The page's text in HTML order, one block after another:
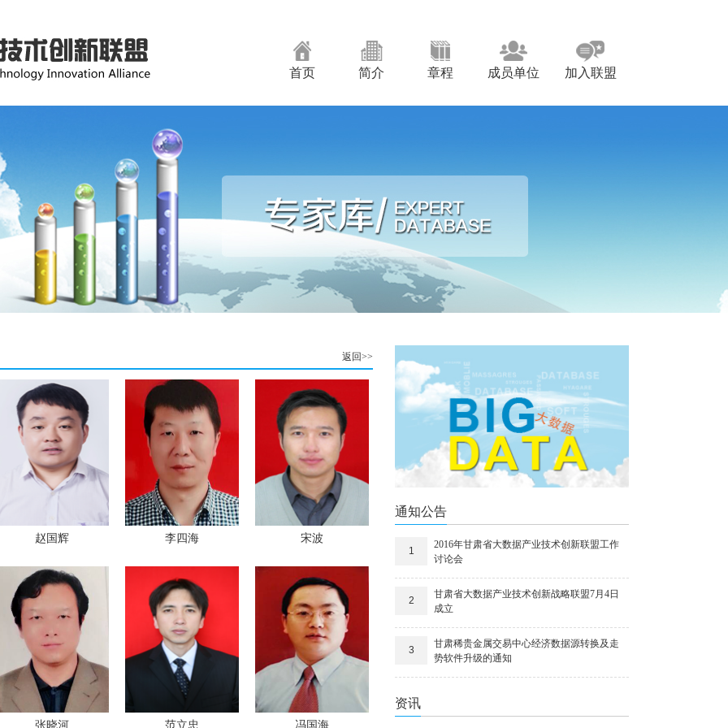
首页 简介 章程 成员单位 加入联盟
返回>>
赵国辉 李四海 宋波
张晓河 范立忠 冯国海
通知公告
1
2016年甘肃省大数据产业技术创新联盟工作
讨论会
2
甘肃省大数据产业技术创新战略联盟7月4日
成立
3
甘肃稀贵金属交易中心经济数据源转换及走
势软件升级的通知
资讯